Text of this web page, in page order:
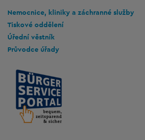
Nemocnice, kliniky a záchranné služby
Tiskové oddělení
Úřední věstník
Průvodce úřady